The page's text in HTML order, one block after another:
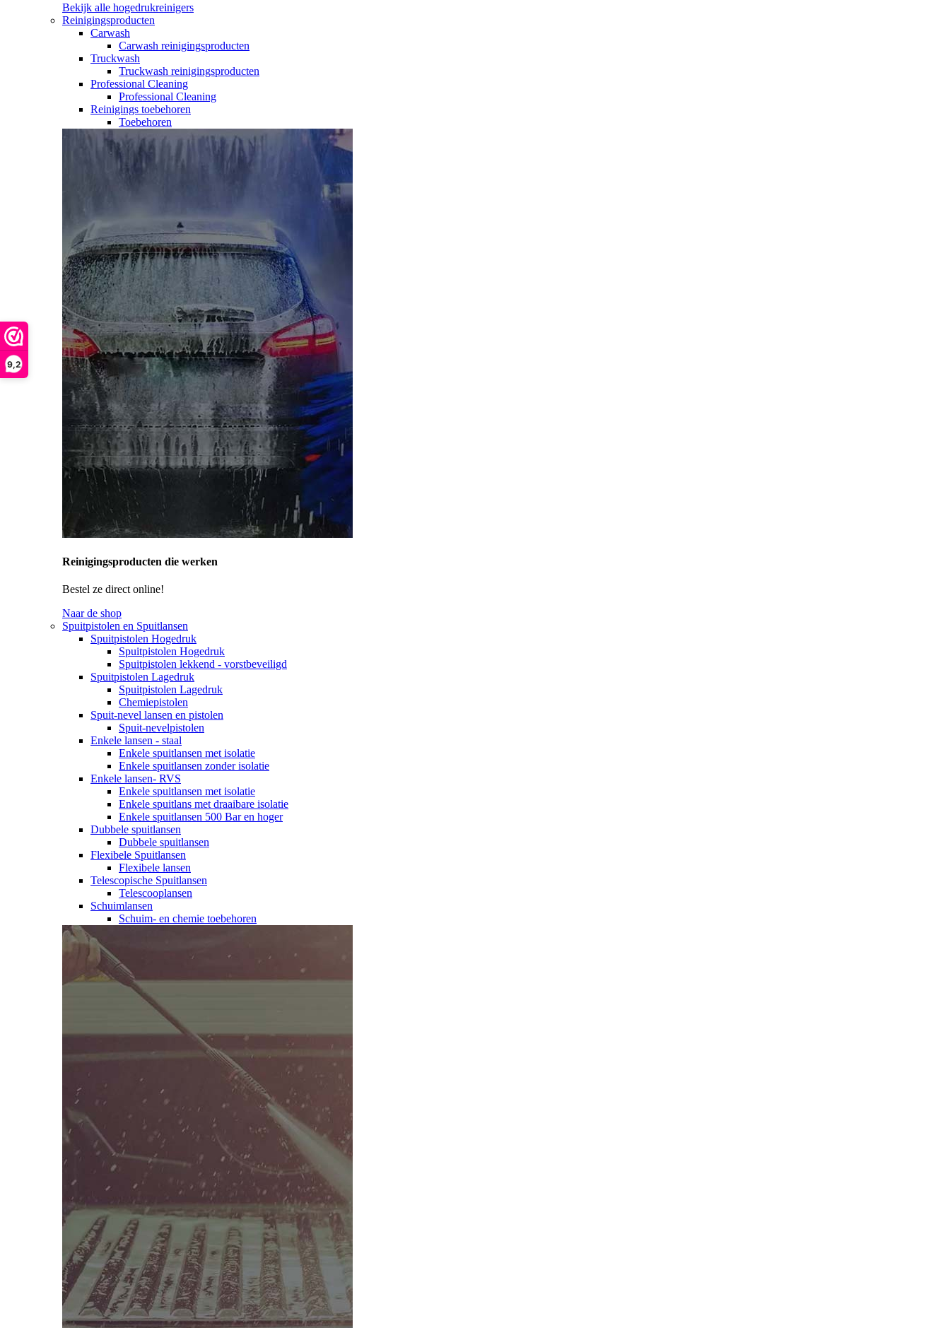
9,2
Bekijk alle hogedrukreinigers
Reinigingsproducten
Carwash
Carwash reinigingsproducten
Truckwash
Truckwash reinigingsproducten
Professional Cleaning
Professional Cleaning
Reinigings toebehoren
Toebehoren
Reinigingsproducten die werken
Bestel ze direct online!
Naar de shop
Spuitpistolen en Spuitlansen
Spuitpistolen Hogedruk
Spuitpistolen Hogedruk
Spuitpistolen lekkend - vorstbeveiligd
Spuitpistolen Lagedruk
Spuitpistolen Lagedruk
Chemiepistolen
Spuit-nevel lansen en pistolen
Spuit-nevelpistolen
Enkele lansen - staal
Enkele spuitlansen met isolatie
Enkele spuitlansen zonder isolatie
Enkele lansen- RVS
Enkele spuitlansen met isolatie
Enkele spuitlans met draaibare isolatie
Enkele spuitlansen 500 Bar en hoger
Dubbele spuitlansen
Dubbele spuitlansen
Flexibele Spuitlansen
Flexibele lansen
Telescopische Spuitlansen
Telescooplansen
Schuimlansen
Schuim- en chemie toebehoren